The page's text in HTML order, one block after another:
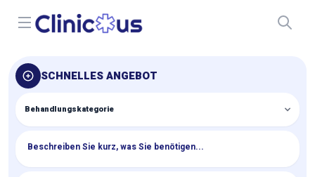
Open menu
SCHNELLES ANGEBOT